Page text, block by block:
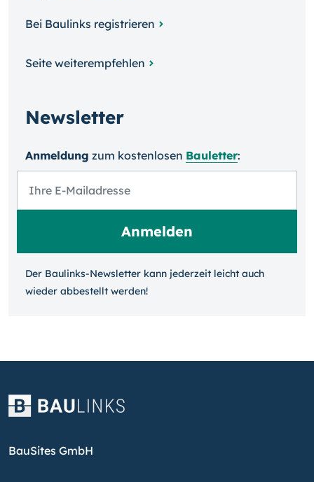
Bei Baulinks registrieren
Seite weiterempfehlen
Newsletter
Anmeldung zum kosten­losen Bauletter:
Der Baulinks-Newsletter kann jeder­zeit leicht auch
wieder ab­bestellt werden!
BauSites GmbH